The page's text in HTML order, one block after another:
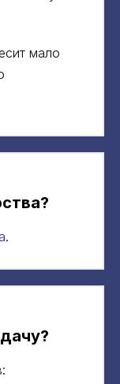
мало
.